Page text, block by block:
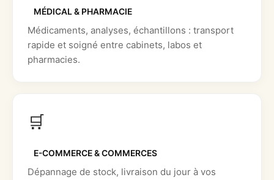
MÉDICAL & PHARMACIE
Médicaments, analyses, échantillons : transport
rapide et soigné entre cabinets, labos et
pharmacies.
🛒
E-COMMERCE & COMMERCES
Dépannage de stock, livraison du jour à vos